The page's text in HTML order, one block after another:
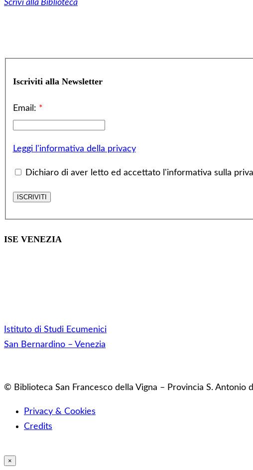
Scrivi alla Biblioteca
Iscriviti alla Newsletter
Email: *
Leggi l'informativa della privacy
Dichiaro di aver letto ed accettato l'informativa sulla
ISE VENEZIA
Istituto di Studi Ecumenici
San Bernardino – Venezia
© Biblioteca San Francesco della Vigna – Provincia S. Antonio
Privacy & Cookies
Credits
×